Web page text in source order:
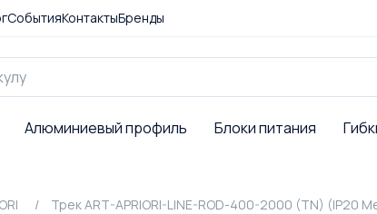
СобытияКонтактыБренды
Алюминиевый профиль Блоки питания
Трек ART-APRIORI-LINE-ROD-400-2000 (TN) (IP20